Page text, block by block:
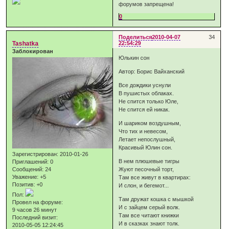
форумов запрещена!
0
Поделиться 34
2010-04-07
22:54:29
Tashatka
Заблокирован
Зарегистрирован: 2010-01-26
Приглашений: 0
Сообщений: 24
Уважение: +5
Позитив: +0
Пол:
Провел на форуме:
9 часов 26 минут
Последний визит:
2010-05-05 12:24:45
Юлькин сон
Автор: Борис Вайханский
Все дождики уснули
В пушистых облаках.
Не спится только Юле,
Не спится ей никак.
И шариком воздушным,
Что тих и невесом,
Летает непослушный,
Красивый Юлин сон.
В нем плюшевые тигры
Жуют песочный торт,
Там все живут в квартирах:
И слон, и бегемот...
Там дружат кошка с мышкой
И с зайцем серый волк.
Там все читают книжки
И в сказках знают толк.